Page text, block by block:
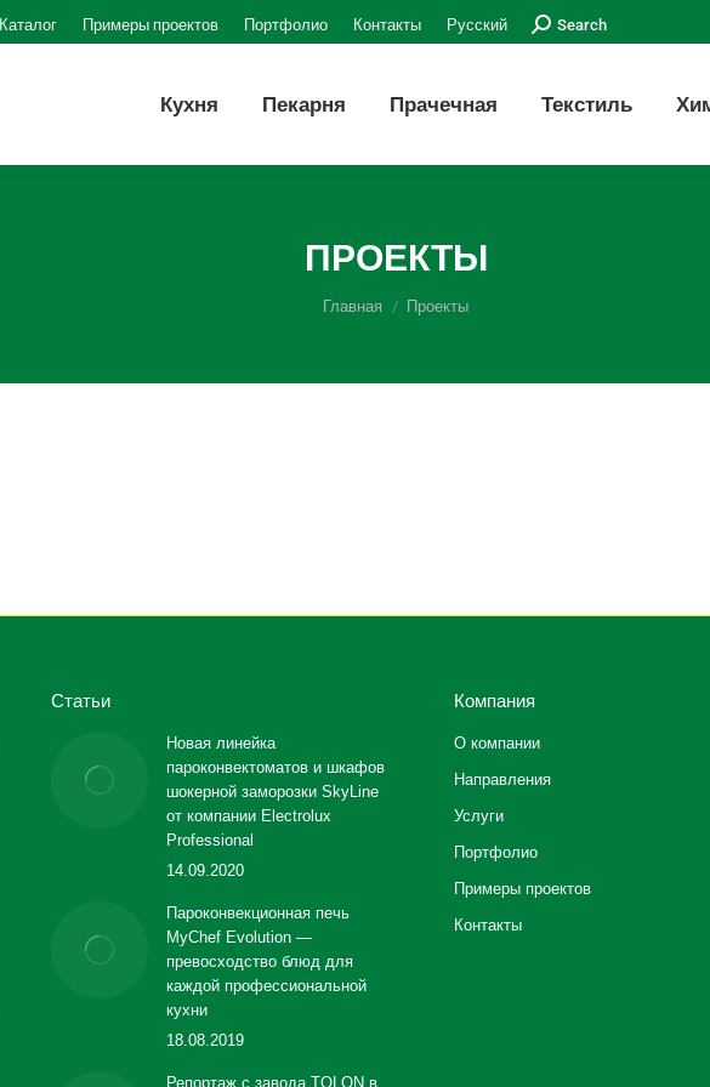
Каталог Примеры проектов Портфолио Контакты Русский Поиск:Search
Кухня Пекарня Прачечная Текстиль
ПРОЕКТЫ
Вы здесь:
Главная Проекты
Статьи
Новая линейка
пароконвектоматов и шкафов
шокерной заморозки SkyLine
от компании Electrolux
Professional
14.09.2020
Пароконвекционная печь
MyChef Evolution —
превосходство блюд для
каждой профессиональной
кухни
18.08.2019
Репортаж с завода TOLON в
Компания
О компании
Направления
Услуги
Портфолио
Примеры проектов
Контакты